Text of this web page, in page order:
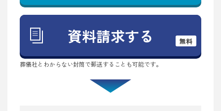
資料請求する 無料
葬儀社とわからない封筒で郵送することも可能です。